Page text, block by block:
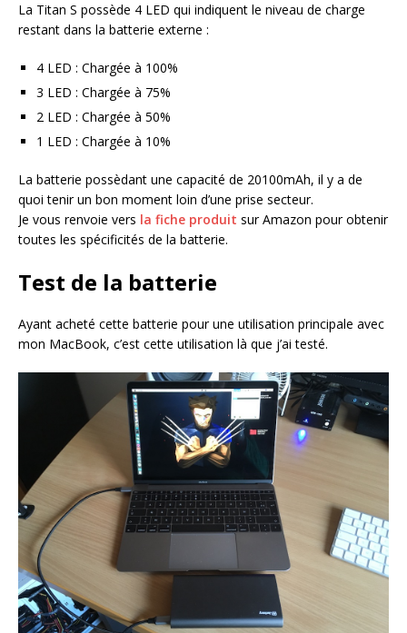
La Titan S possède 4 LED qui indiquent le niveau de charge
restant dans la batterie externe :
4 LED : Chargée à 100%
3 LED : Chargée à 75%
2 LED : Chargée à 50%
1 LED : Chargée à 10%
La batterie possèdant une capacité de 20100mAh, il y a de
quoi tenir un bon moment loin d’une prise secteur.
Je vous renvoie vers la fiche produit sur Amazon pour obtenir
toutes les spécificités de la batterie.
Test de la batterie
Ayant acheté cette batterie pour une utilisation principale avec
mon MacBook, c’est cette utilisation là que j’ai testé.